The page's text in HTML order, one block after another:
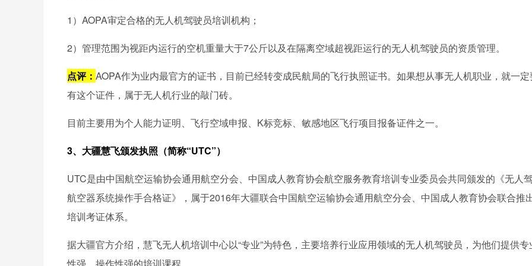
1）AOPA审定合格的无人机驾驶员培训机构；
2）管理范围为视距内运行的空机重量大于7公斤以及在隔离空域超视距运行的无人机驾驶员的资质管理。
点评： AOPA作为业内最官方的证书，目前已经转变成民航局的飞行执照证书。如果想从事无人机职业，就一
有这个证件，属于无人机行业的敲门砖。
目前主要用为个人能力证明、飞行空域申报、K标竞标、敏感地区飞行项目报备证件之一。
3、大疆慧飞颁发执照（简称“UTC”）
UTC是由中国航空运输协会通用航空分会、中国成人教育协会航空服务教育培训专业委员会共同颁发的《无人
航空器系统操作手合格证》，属于2016年大疆联合中国航空运输协会通用航空分会、中国成人教育协会联合推
培训考证体系。
据大疆官方介绍，慧飞无人机培训中心以“专业”为特色，主要培养行业应用领域的无人机驾驶员，为他们提供专